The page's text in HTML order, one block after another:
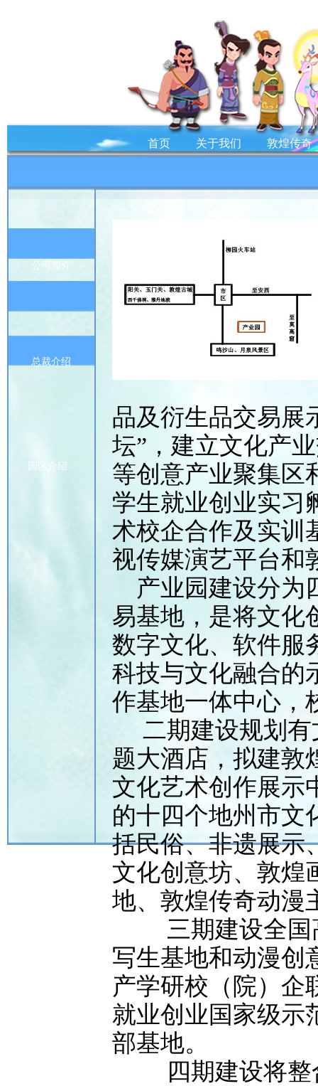
首页 关于我们 敦煌传奇
品及衍生品交易展
坛”，建立文化产
等创意产业聚集区
学生就业创业实习
术校企合作及实训
视传媒演艺平台和
产业园建设分为
易基地，是将文化
数字文化、软件服
科技与文化融合的
作基地一体中心，
二期建设规划有
题大酒店，拟建敦
文化艺术创作展示
的十四个地州市文
括民俗、非遗展示
文化创意坊、敦煌
地、敦煌传奇动漫
三期建设全国高
写生基地和动漫创
产学研校（院）企
就业创业国家级示
部基地。
四期建设将整合
公司简介
总裁介绍
园区介绍